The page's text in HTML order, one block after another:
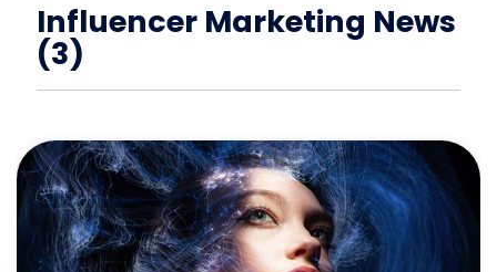
Influencer Marketing News
(3)